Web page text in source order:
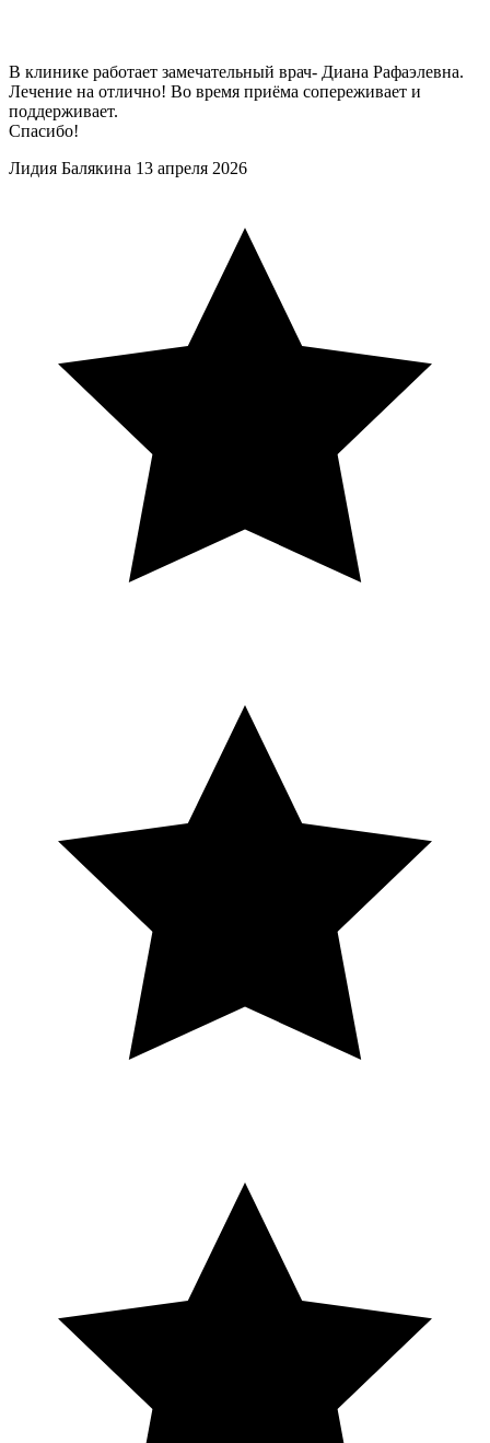
В клинике работает замечательный врач- Диана Рафаэлевна.
Лечение на отлично! Во время приёма сопереживает и
поддерживает.
Спасибо!
Лидия Балякина 13 апреля 2026